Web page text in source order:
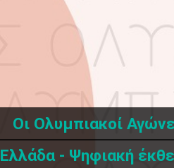
Οι Ολυμπιακοί
Ελλάδα - Ψηφιακή